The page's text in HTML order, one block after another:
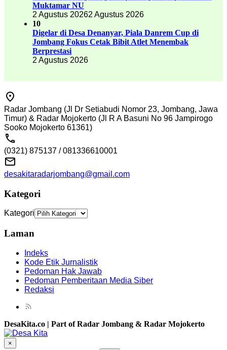
Muktamar NU
2 Agustus 20262 Agustus 2026
10
Digelar di Desa Denanyar, Piala Danrem Cup di
Jombang Fokus Cetak Bibit Atlet Menembak
Berprestasi
2 Agustus 2026
Radar Jombang (Jl Dr Setiabudi Nomor 23, Jombang, Jawa
Timur) & Radar Mojokerto (Jl R A Basuni No 96 Jampirogo
Sooko Mojokerto 61361)
(0321) 875137 / 081336610001
desakitaradarjombang@gmail.com
Kategori
Kategori
Laman
Indeks
Kode Etik Jurnalistik
Pedoman Hak Jawab
Pedoman Pemberitaan Media Siber
Redaksi
DesaKita.co | Part of Radar Jombang & Radar Mojokerto
×